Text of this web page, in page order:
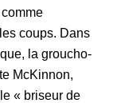
coups. Dans
la groucho-
McKinnon,
« briseur de